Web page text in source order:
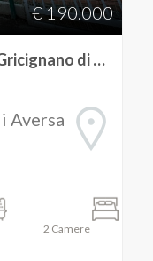
€ 190.000
Appartamento in vendita a Gricignano di Aversa
Aversa
2 Camere